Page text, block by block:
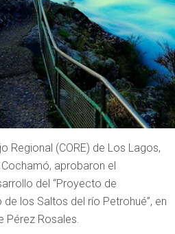
Regional (CORE) de Los Lagos,
aprobaron el
del “Proyecto de
los Saltos del río Petrohué”, en
Pérez Rosales.